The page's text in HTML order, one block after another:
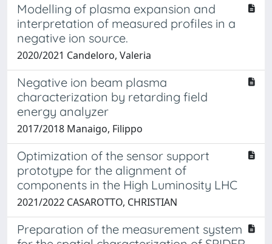
Modelling of plasma expansion and
interpretation of measured profiles in a
negative ion source.
2020/2021 Candeloro, Valeria
Negative ion beam plasma
characterization by retarding field
energy analyzer
2017/2018 Manaigo, Filippo
Optimization of the sensor support
prototype for the alignment of
components in the High Luminosity LHC
2021/2022 CASAROTTO, CHRISTIAN
Preparation of the measurement system